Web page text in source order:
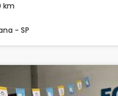
km
- SP